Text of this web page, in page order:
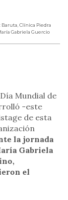
Baruta,Clínica Piedra
Gabriela Guercio
Mundial de
-este
de esta
la jornada
Gabriela
el